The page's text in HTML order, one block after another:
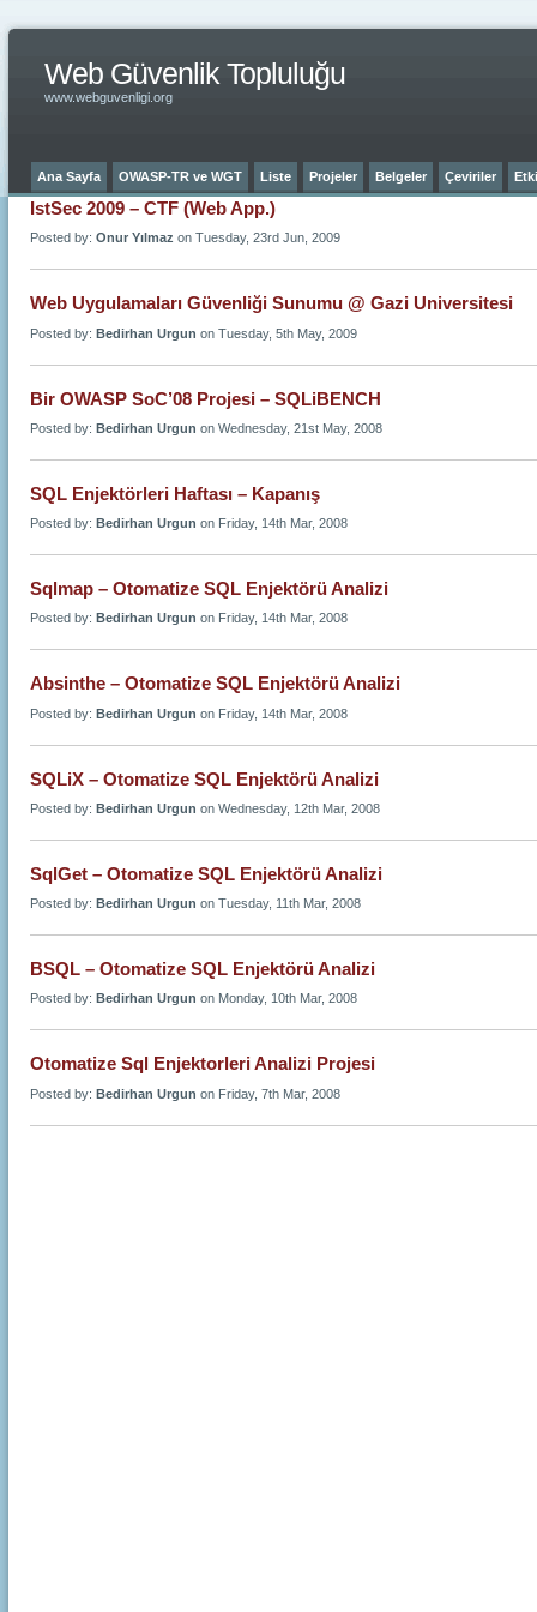
Web Güvenlik Topluluğu
www.webguvenligi.org
Ana Sayfa OWASP-TR ve WGT Liste Projeler Belgeler Çeviriler
IstSec 2009 – CTF (Web App.)
Posted by: Onur Yılmaz on Tuesday, 23rd Jun, 2009
Web Uygulamaları Güvenliği Sunumu @ Gazi Universitesi
Posted by: Bedirhan Urgun on Tuesday, 5th May, 2009
Bir OWASP SoC’08 Projesi – SQLiBENCH
Posted by: Bedirhan Urgun on Wednesday, 21st May, 2008
SQL Enjektörleri Haftası – Kapanış
Posted by: Bedirhan Urgun on Friday, 14th Mar, 2008
Sqlmap – Otomatize SQL Enjektörü Analizi
Posted by: Bedirhan Urgun on Friday, 14th Mar, 2008
Absinthe – Otomatize SQL Enjektörü Analizi
Posted by: Bedirhan Urgun on Friday, 14th Mar, 2008
SQLiX – Otomatize SQL Enjektörü Analizi
Posted by: Bedirhan Urgun on Wednesday, 12th Mar, 2008
SqlGet – Otomatize SQL Enjektörü Analizi
Posted by: Bedirhan Urgun on Tuesday, 11th Mar, 2008
BSQL – Otomatize SQL Enjektörü Analizi
Posted by: Bedirhan Urgun on Monday, 10th Mar, 2008
Otomatize Sql Enjektorleri Analizi Projesi
Posted by: Bedirhan Urgun on Friday, 7th Mar, 2008